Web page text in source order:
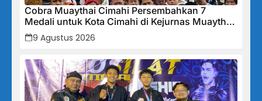
Cobra Muaythai Cimahi Persembahkan 7
Medali untuk Kota Cimahi di Kejurnas Muaythai
Indonesia 2026
9 Agustus 2026